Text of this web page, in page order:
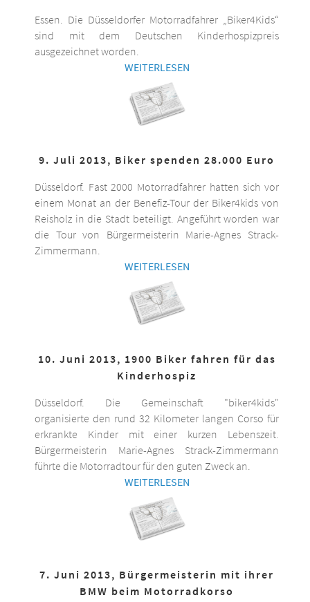
Essen. Die Düsseldorfer Motorradfahrer „Biker4Kids“
sind mit dem Deutschen Kinderhospizpreis
ausgezeichnet worden.
WEITERLESEN
9. Juli 2013, Biker spenden 28.000 Euro
Düsseldorf. Fast 2000 Motorradfahrer hatten sich vor
einem Monat an der Benefiz-Tour der Biker4kids von
Reisholz in die Stadt beteiligt. Angeführt worden war
die Tour von Bürgermeisterin Marie-Agnes Strack-
Zimmermann.
WEITERLESEN
10. Juni 2013, 1900 Biker fahren für das
Kinderhospiz
Düsseldorf. Die Gemeinschaft "biker4kids"
organisierte den rund 32 Kilometer langen Corso für
erkrankte Kinder mit einer kurzen Lebenszeit.
Bürgermeisterin Marie-Agnes Strack-Zimmermann
führte die Motorradtour für den guten Zweck an.
WEITERLESEN
7. Juni 2013, Bürgermeisterin mit ihrer
BMW beim Motorradkorso